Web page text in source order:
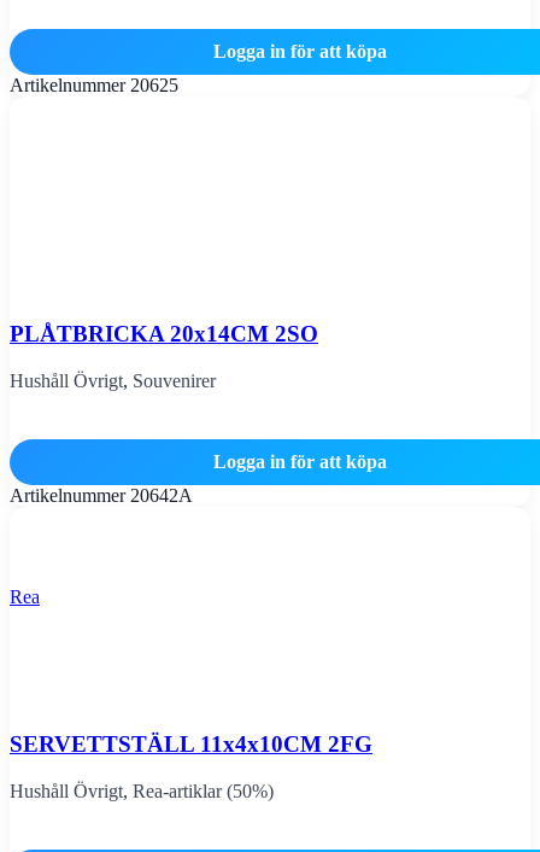
Logga in för att köpa
Artikelnummer 20625
PLÅTBRICKA 20x14CM 2SO
Hushåll Övrigt, Souvenirer
Logga in för att köpa
Artikelnummer 20642A
Rea
SERVETTSTÄLL 11x4x10CM 2FG
Hushåll Övrigt, Rea-artiklar (50%)